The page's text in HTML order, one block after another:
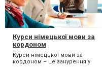
Курси німецької мови за
кордоном
Курси німецької мови за
кордоном – це занурення у